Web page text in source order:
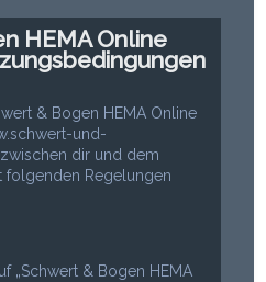
HEMA Online
& Bogen HEMA Online
und-
dir und dem
folgenden Regelungen
„Schwert & Bogen HEMA